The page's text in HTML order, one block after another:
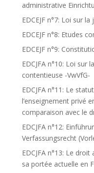
administrative
EDCEJF n°7: Loi sur
EDCEJF n°8: Etudes
EDCEJF n°9:
EDCJFA n°10: Loi sur
contentieuse -VwVfG-
EDCJFA n°11: Le
l’enseignement privé
comparaison avec le
EDCJFA n°12:
Verfassungsrecht
EDCJFA n°13: Le
sa portée actuelle en